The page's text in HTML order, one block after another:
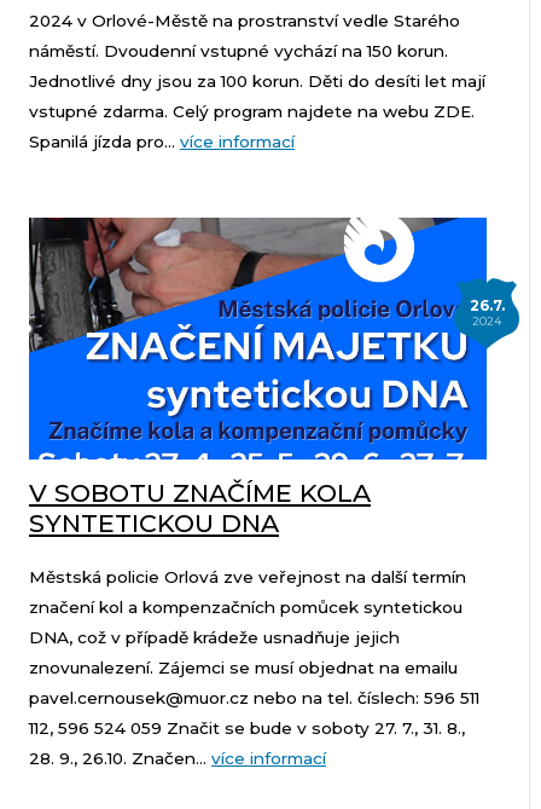
2024 v Orlové-Městě na prostranství vedle Starého
náměstí. Dvoudenní vstupné vychází na 150 korun.
Jednotlivé dny jsou za 100 korun. Děti do desíti let mají
vstupné zdarma. Celý program najdete na webu ZDE.
Spanilá jízda pro... více informací
26.7.
2024
V SOBOTU ZNAČÍME KOLA
SYNTETICKOU DNA
Městská policie Orlová zve veřejnost na další termín
značení kol a kompenzačních pomůcek syntetickou
DNA, což v případě krádeže usnadňuje jejich
znovunalezení. Zájemci se musí objednat na emailu
pavel.cernousek@muor.cz nebo na tel. číslech: 596 511
112, 596 524 059 Značit se bude v soboty 27. 7., 31. 8.,
28. 9., 26.10. Značen... více informací